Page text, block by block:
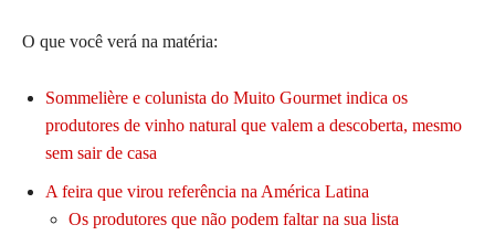
O que você verá na matéria:
Sommelière e colunista do Muito Gourmet indica os
produtores de vinho natural que valem a descoberta, mesmo
sem sair de casa
A feira que virou referência na América Latina
Os produtores que não podem faltar na sua lista